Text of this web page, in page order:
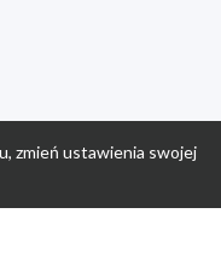
zmień ustawienia swojej